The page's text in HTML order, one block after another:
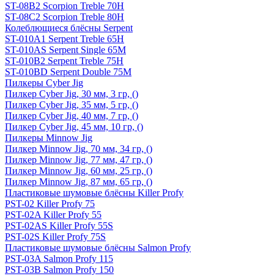
ST-08B2 Scorpion Treble 70H
ST-08C2 Scorpion Treble 80H
Колеблющиеся блёсны Serpent
ST-010A1 Serpent Treble 65H
ST-010AS Serpent Single 65M
ST-010B2 Serpent Treble 75H
ST-010BD Serpent Double 75M
Пилкеры Cyber Jig
Пилкер Cyber Jig, 30 мм, 3 гр, ()
Пилкер Cyber Jig, 35 мм, 5 гр, ()
Пилкер Cyber Jig, 40 мм, 7 гр, ()
Пилкер Cyber Jig, 45 мм, 10 гр, ()
Пилкеры Minnow Jig
Пилкер Minnow Jig, 70 мм, 34 гр, ()
Пилкер Minnow Jig, 77 мм, 47 гр, ()
Пилкер Minnow Jig, 60 мм, 25 гр, ()
Пилкер Minnow Jig, 87 мм, 65 гр, ()
Пластиковые шумовые блёсны Killer Profy
PST-02 Killer Profy 75
PST-02A Killer Profy 55
PST-02AS Killer Profy 55S
PST-02S Killer Profy 75S
Пластиковые шумовые блёсны Salmon Profy
PST-03A Salmon Profy 115
PST-03B Salmon Profy 150